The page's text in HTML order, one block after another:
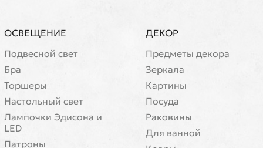
ОСВЕЩЕНИЕ
Подвесной свет
Бра
Торшеры
Настольный свет
Лампочки Эдисона и
LED
Патроны
ДЕКОР
Предметы декора
Зеркала
Картины
Посуда
Раковины
Для ванной